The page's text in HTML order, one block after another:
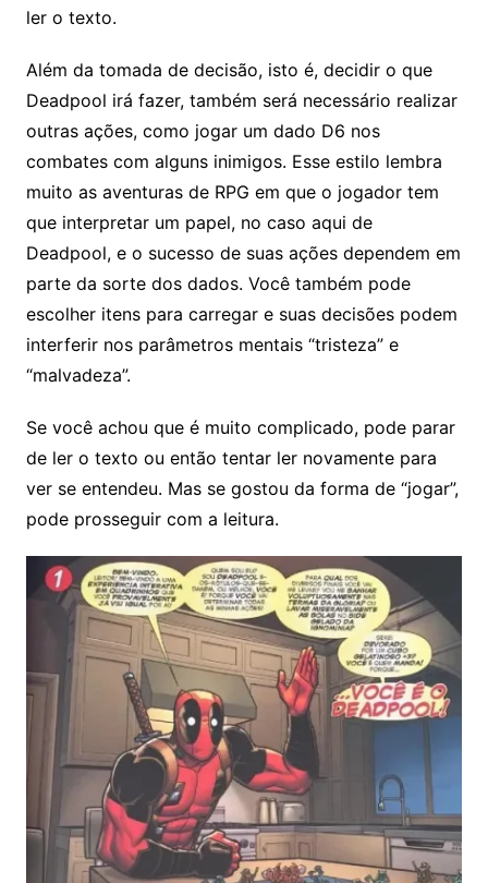
ler o texto.
Além da tomada de decisão, isto é, decidir o que
Deadpool irá fazer, também será necessário realizar
outras ações, como jogar um dado D6 nos
combates com alguns inimigos. Esse estilo lembra
muito as aventuras de RPG em que o jogador tem
que interpretar um papel, no caso aqui de
Deadpool, e o sucesso de suas ações dependem em
parte da sorte dos dados. Você também pode
escolher itens para carregar e suas decisões podem
interferir nos parâmetros mentais “tristeza” e
“malvadeza”.
Se você achou que é muito complicado, pode parar
de ler o texto ou então tentar ler novamente para
ver se entendeu. Mas se gostou da forma de “jogar”,
pode prosseguir com a leitura.